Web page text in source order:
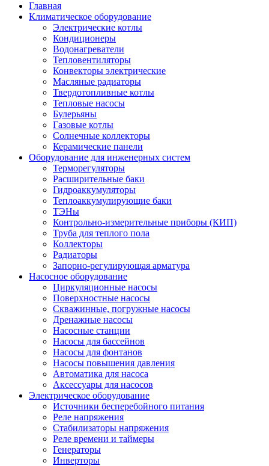
Главная
Климатическое оборудование
Электрические котлы
Кондиционеры
Водонагреватели
Тепловентиляторы
Конвекторы электрические
Масляные радиаторы
Твердотопливные котлы
Тепловые насосы
Булерьяны
Газовые котлы
Солнечные коллекторы
Керамические панели
Оборудование для инженерных систем
Терморегуляторы
Расширительные баки
Гидроаккумуляторы
Теплоаккумулирующие баки
ТЭНы
Контрольно-измерительные приборы (КИП)
Труба для теплого пола
Коллекторы
Радиаторы
Запорно-регулирующая арматура
Насосное оборудование
Циркуляционные насосы
Поверхностные насосы
Скважинные, погружные насосы
Дренажные насосы
Насосные станции
Насосы для бассейнов
Насосы для фонтанов
Насосы повышения давления
Автоматика для насоса
Аксессуары для насосов
Электрическое оборудование
Источники бесперебойного питания
Реле напряжения
Стабилизаторы напряжения
Реле времени и таймеры
Генераторы
Инверторы